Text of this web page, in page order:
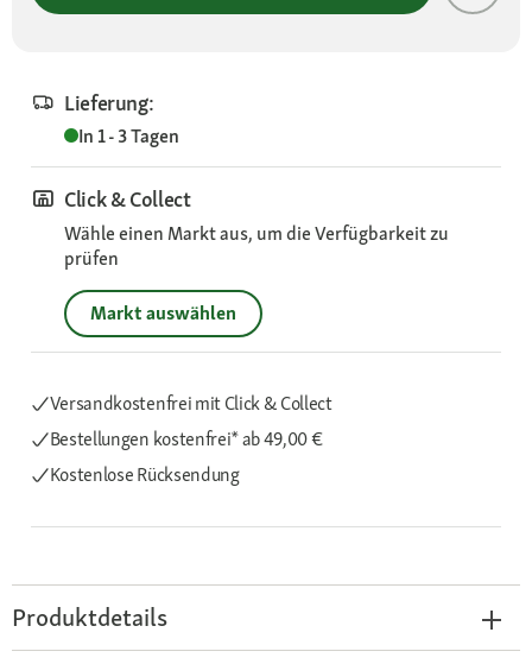
Lieferung:
In 1 - 3 Tagen
Click & Collect
Wähle einen Markt aus, um die Verfügbarkeit zu
prüfen
Markt auswählen
Versandkostenfrei mit Click & Collect
Bestellungen kostenfrei*ab 49,00 €
Kostenlose Rücksendung
Produktdetails